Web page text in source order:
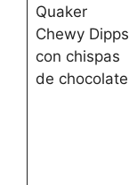
Quaker
Chewy Dipps
con chispas
de chocolate